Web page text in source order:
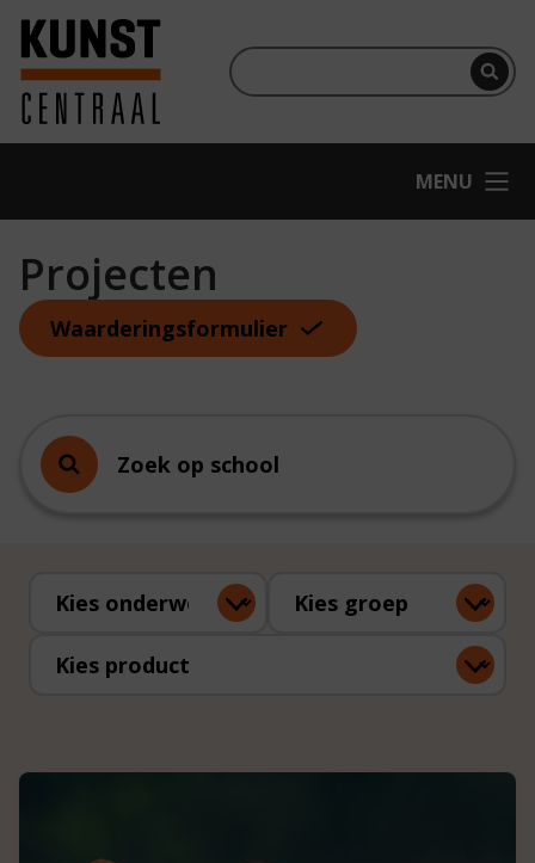
Ga naar hoofdinhoud
Terug naar homepage
OPEN
MENU
Projecten
Waarderingsformulier
Zoek op school
Kies onderwerp Kies groep
Kies product